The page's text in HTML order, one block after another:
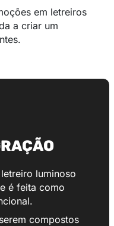
em letreiros
a criar um
luminoso
é feita como
compostos